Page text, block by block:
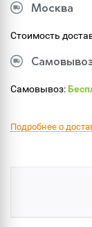
Москва
Стоимость
Самовывоз:
Подробнее о